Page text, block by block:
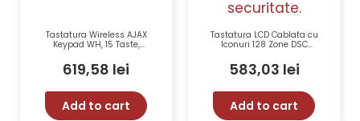
Tastatura Wireless AJAX
Keypad WH, 15 Taste,
Alarmă Silentioasă, 1700 m,
Contact Antisabotaj
619,58 lei
Add to cart
Tastatura LCD Cablata cu
Iconuri 128 Zone DSC
583,03 lei
Add to cart